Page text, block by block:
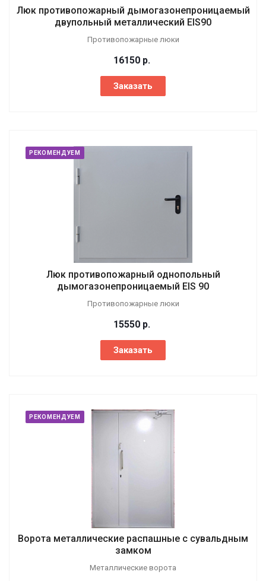
Люк противопожарный дымогазонепроницаемый
двупольный металлический EIS90
Противопожарные люки
16150 р.
Заказать
РЕКОМЕНДУЕМ
Люк противопожарный однопольный
дымогазонепроницаемый EIS 90
Противопожарные люки
15550 р.
Заказать
РЕКОМЕНДУЕМ
Ворота металлические распашные с сувальдным
замком
Металлические ворота